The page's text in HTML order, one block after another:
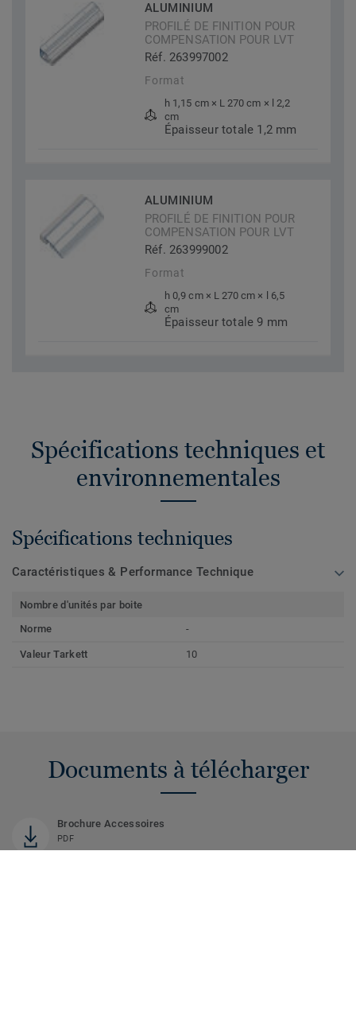
ALUMINIUM
PROFILÉ DE FINITION POUR
COMPENSATION POUR LVT
Réf. 263997002
Format
h 1,15 cm × L 270 cm × l 2,2
cm
Épaisseur totale 1,2 mm
ALUMINIUM
PROFILÉ DE FINITION POUR
COMPENSATION POUR LVT
Réf. 263999002
Format
h 0,9 cm × L 270 cm × l 6,5
cm
Épaisseur totale 9 mm
Spécifications techniques et
environnementales
Spécifications techniques
Caractéristiques & Performance Technique
Nombre d'unités par boite
Norme
-
Valeur Tarkett 10
Documents à télécharger
Brochure Accessoires
PDF